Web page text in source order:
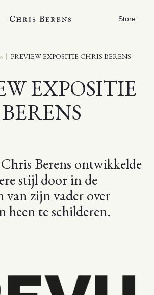
Store
PREVIEW EXPOSITIE CHRIS BERENS
EXPOSITIE
Berens ontwikkelde
stijl door in de
van zijn vader over
heen te schilderen.